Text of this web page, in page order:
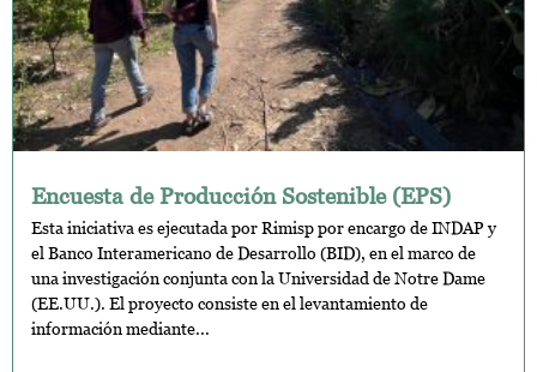
Encuesta de Producción Sostenible (EPS)
Esta iniciativa es ejecutada por Rimisp por encargo de INDAP y
el Banco Interamericano de Desarrollo (BID), en el marco de
una investigación conjunta con la Universidad de Notre Dame
(EE.UU.). El proyecto consiste en el levantamiento de
información mediante...